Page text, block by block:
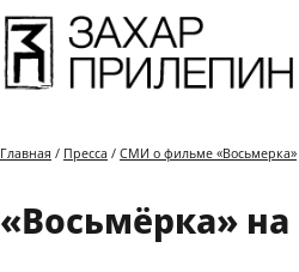
Главная / Пресса / СМИ о фильме «Восьмерка»
«Восьмёрка»